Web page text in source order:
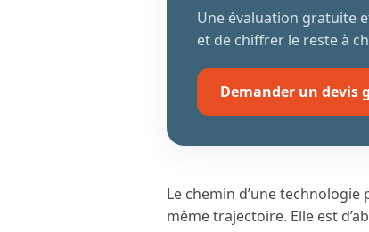
Une évaluation gratuite
et de chiffrer le reste à
Demander un devis
Le chemin d’une
même trajectoire. Elle est